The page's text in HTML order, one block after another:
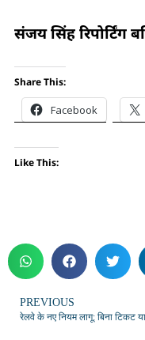
संजय सिंह रिपोर्टिंग
Share This:
Facebook
Like This:
PREVIOUS